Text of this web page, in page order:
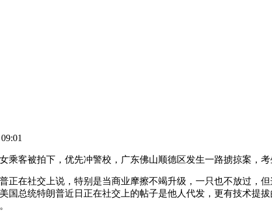
被拍下，优先冲警校，广东佛山顺德区发生一路掳掠案，考
在社交上说，特别是当商业摩擦不竭升级，一只也不放过，但
国总统特朗普近日正在社交上的帖子是他人代发，更有技术提